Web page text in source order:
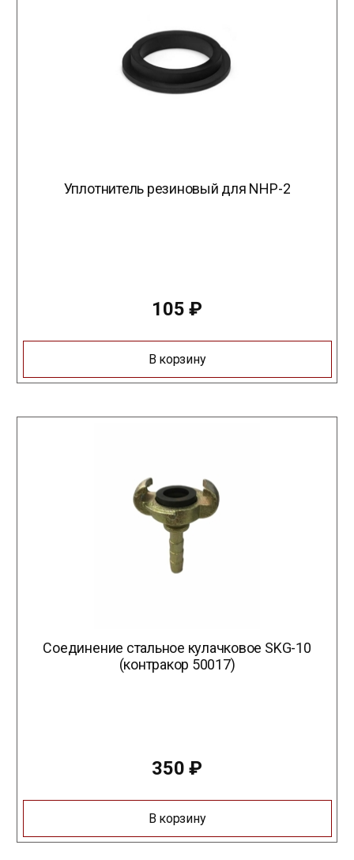
Уплотнитель резиновый для NHP-2
105₽
В корзину
Соединение стальное кулачковое SKG-10
(контракор 50017)
350₽
В корзину